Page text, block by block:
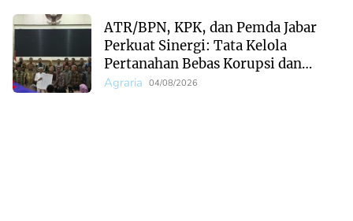
ATR/BPN, KPK, dan Pemda Jabar
Perkuat Sinergi: Tata Kelola
Pertanahan Bebas Korupsi dan
Ekonomi Daerah Menguat
Agraria 04/08/2026